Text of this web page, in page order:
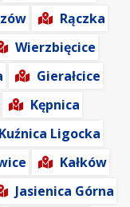
Rączka
Wierzbięcice
Gierałcice
Kępnica
Kuźnica Ligocka
Kałków
Jasienica Górna